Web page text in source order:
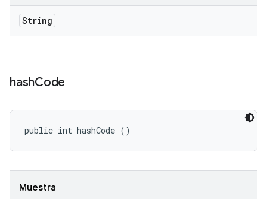
String
hashCode
public int hashCode ()
Muestra